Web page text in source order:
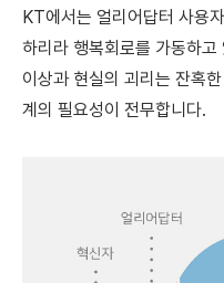
KT에서는 얼리어답터 사용
하리라 행복회로를 가동하고
이상과 현실의 괴리는 잔혹
계의 필요성이 전무합니다.